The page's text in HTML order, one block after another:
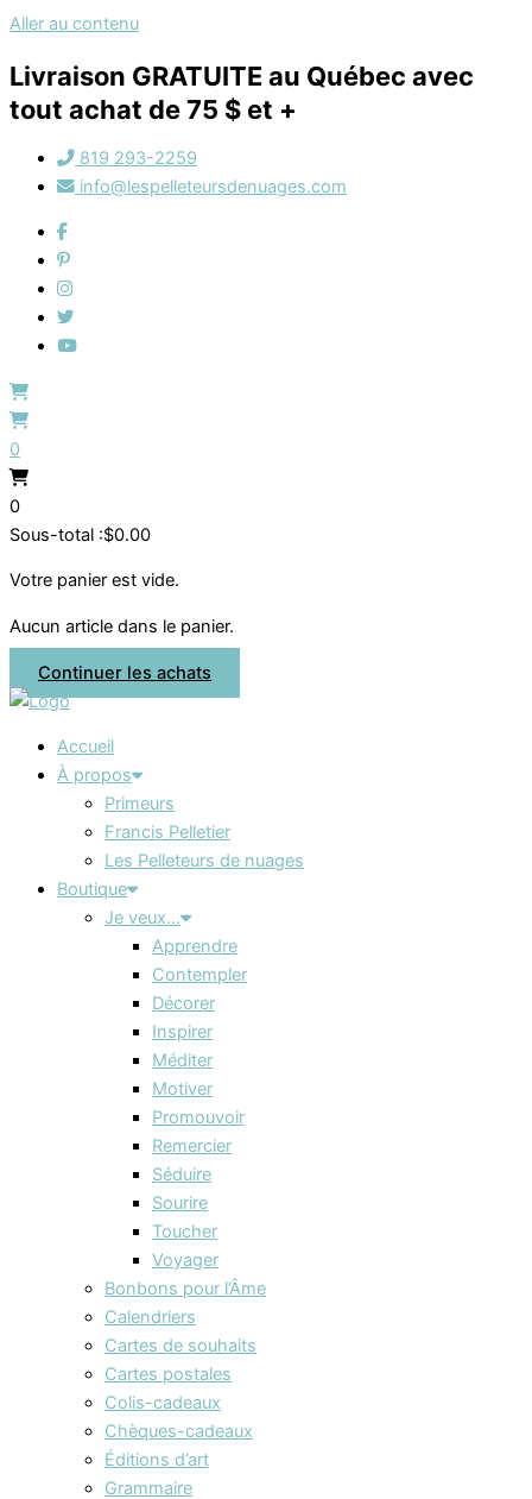
Aller au contenu
Livraison GRATUITE au Québec avec
tout achat de 75 $ et +
819 293-2259
info@lespelleteursdenuages.com
0
0
Sous-total :$0.00
Votre panier est vide.
Aucun article dans le panier.
Continuer les achats
Accueil
À propos
Primeurs
Francis Pelletier
Les Pelleteurs de nuages
Boutique
Je veux…
Apprendre
Contempler
Décorer
Inspirer
Méditer
Motiver
Promouvoir
Remercier
Séduire
Sourire
Toucher
Voyager
Bonbons pour l’Âme
Calendriers
Cartes de souhaits
Cartes postales
Colis-cadeaux
Chèques-cadeaux
Éditions d’art
Grammaire